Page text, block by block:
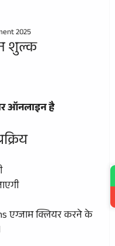
2025
शुल्क
ऑनलाइन है
एग्जाम क्लियर करने के